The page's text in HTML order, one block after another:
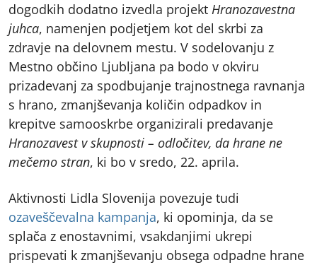
dogodkih dodatno izvedla projekt Hranozavestna
juhca, namenjen podjetjem kot del skrbi za
zdravje na delovnem mestu. V sodelovanju z
Mestno občino Ljubljana pa bodo v okviru
prizadevanj za spodbujanje trajnostnega ravnanja
s hrano, zmanjševanja količin odpadkov in
krepitve samooskrbe organizirali predavanje
Hranozavest v skupnosti – odločitev, da hrane ne
mečemo stran, ki bo v sredo, 22. aprila.
Aktivnosti Lidla Slovenija povezuje tudi
ozaveščevalna kampanja, ki opominja, da se
splača z enostavnimi, vsakdanjimi ukrepi
prispevati k zmanjševanju obsega odpadne hrane